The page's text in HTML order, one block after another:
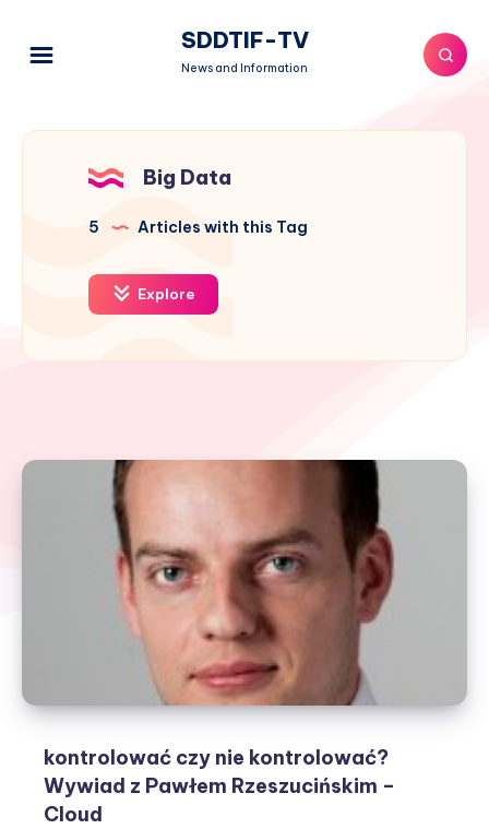
SDDTIF-TV
News and Information
Big Data
5 Articles with this Tag
Explore
kontrolować czy nie kontrolować?
Wywiad z Pawłem Rzeszucińskim –
Cloud